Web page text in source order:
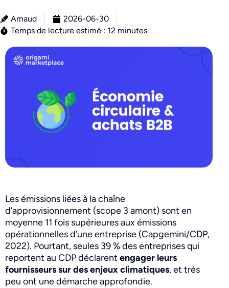
Arnaud
2026-06-30
Temps de lecture estimé : 12 minutes
Les émissions liées à la chaîne
d’approvisionnement (scope 3 amont) sont en
moyenne 11 fois supérieures aux émissions
opérationnelles d’une entreprise (Capgemini/CDP,
2022). Pourtant, seules 39 % des entreprises qui
reportent au CDP déclarent engager leurs
fournisseurs sur des enjeux climatiques, et très
peu ont une démarche approfondie.